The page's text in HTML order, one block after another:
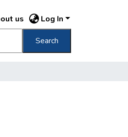
us Log In
Search